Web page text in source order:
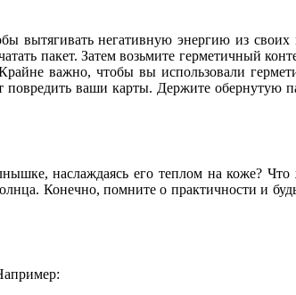
вытягивать негативную энергию из
пакет. Затем возьмите герметичный
важно, чтобы вы использовали
ваши карты. Держите обернутую
наслаждаясь его теплом на коже?
Конечно, помните о практичности и